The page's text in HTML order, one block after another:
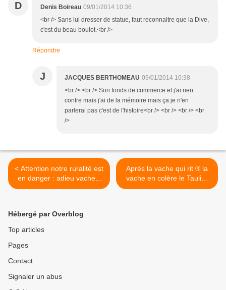
D Denis Boireau 09/01/2014 10:36
<br /> Sans lui dresser de statue, faut reconnaitre que la Dive,
c'est du beau boulot.<br />
Répondre
J JACQUES BERTHOMEAU 09/01/2014 10:38
<br /> <br /> Son fonds de commerce et j'ai rien
contre mais j'ai de la mémoire mais ça je n'en
parlerai pas c'est de l'histoire<br /> <br /> <br /> <br
/>
< Attention notre ruralité est
en danger : adieu vaches,
préposés et lettres
Après la vache qui rit ® la
vache en colère le Taulier
vénère s’écrie « Quel beau
Hébergé par Overblog
Top articles
Pages
Contact
Signaler un abus